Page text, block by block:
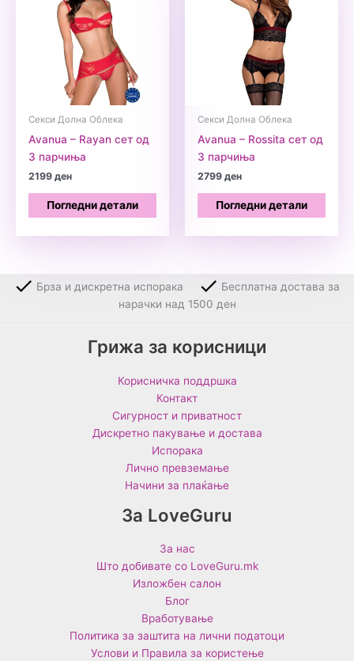
Секси Долна Облека
Avanua – Rayan сет од
3 парчиња
2199ден
Погледни детали
Секси Долна Облека
Avanua – Rossita сет од
3 парчиња
2799ден
Погледни детали
Брза и дискретна испорака
Бесплатна достава за
нарачки над 1500 ден
Грижа за корисници
Корисничка поддршка
Контакт
Сигурност и приватност
Дискретно пакување и достава
Испорака
Лично превземање
Начини за плаќање
За LoveGuru
За нас
Што добивате со LoveGuru.mk
Изложбен салон
Блог
Вработување
Политика за заштита на лични податоци
Услови и Правила за користење